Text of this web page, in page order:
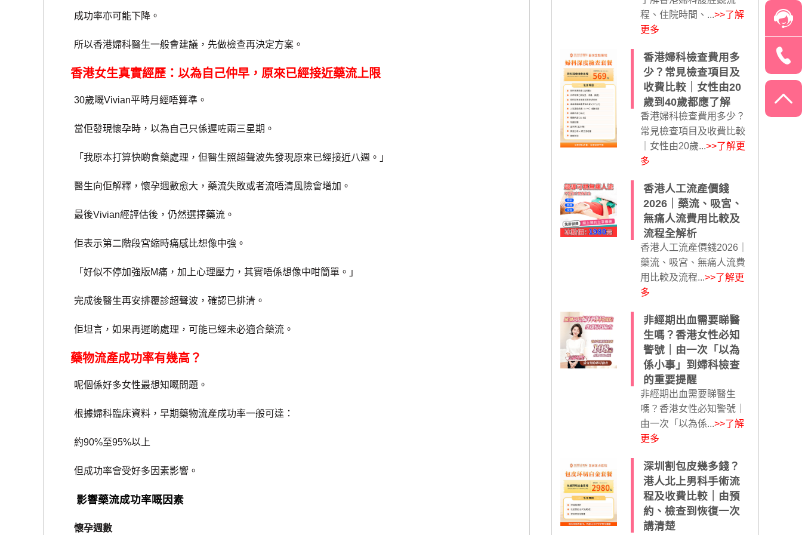
成功率亦可能下降。
所以香港婦科醫生一般會建議，先做檢查再決定方案。
香港女生真實經歷：以為自己仲早，原來已經接近藥流上限
30歲嘅Vivian平時月經唔算準。
當佢發現懷孕時，以為自己只係遲咗兩三星期。
「我原本打算快啲食藥處理，但醫生照超聲波先發現原來已經接近八週。」
醫生向佢解釋，懷孕週數愈大，藥流失敗或者流唔清風險會增加。
最後Vivian經評估後，仍然選擇藥流。
佢表示第二階段宮縮時痛感比想像中強。
「好似不停加強版M痛，加上心理壓力，其實唔係想像中咁簡單。」
完成後醫生再安排覆診超聲波，確認已排清。
佢坦言，如果再遲啲處理，可能已經未必適合藥流。
藥物流產成功率有幾高？
呢個係好多女性最想知嘅問題。
根據婦科臨床資料，早期藥物流產成功率一般可達：
約90%至95%以上
但成功率會受好多因素影響。
影響藥流成功率嘅因素
懷孕週數
程、住院時間、...>>了解
更多
香港婦科檢查費用多
少？常見檢查項目及
收費比較｜女性由20
歲到40歲都應了解
香港婦科檢查費用多少？
常見檢查項目及收費比較
｜女性由20歲...>>了解更
多
香港人工流產價錢
2026｜藥流、吸宮、
無痛人流費用比較及
流程全解析
香港人工流產價錢2026｜
藥流、吸宮、無痛人流費
用比較及流程...>>了解更
多
非經期出血需要睇醫
生嗎？香港女性必知
警號｜由一次「以為
係小事」到婦科檢查
的重要提醒
非經期出血需要睇醫生
嗎？香港女性必知警號｜
由一次「以為係...>>了解
更多
深圳割包皮幾多錢？
港人北上男科手術流
程及收費比較｜由預
約、檢查到恢復一次
講清楚